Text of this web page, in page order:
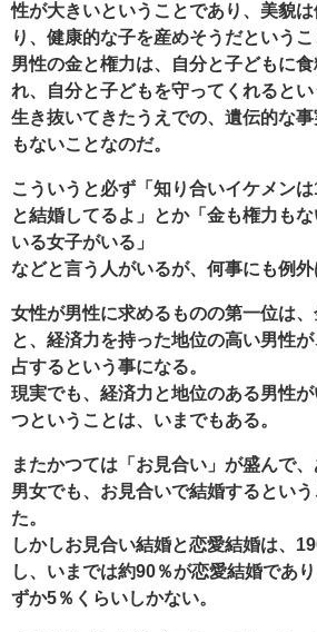
性が大きいということであり、美貌
り、健康的な子を産めそうだというこ
男性の金と権力は、自分と子どもに食
れ、自分と子どもを守ってくれるとい
生き抜いてきたうえでの、遺伝的な
もないことなのだ。
こういうと必ず「知り合いイケメン
と結婚してるよ」とか「金も権力も
いる女子がいる」
などと言う人がいるが、何事にも例外
女性が男性に求めるものの第一位は
と、経済力を持った地位の高い男性
占するという事になる。
現実でも、経済力と地位のある男性
つということは、いまでもある。
またかつては「お見合い」が盛んで
男女でも、お見合いで結婚するとい
た。
しかしお見合い結婚と恋愛結婚は、
し、いまでは約90％が恋愛結婚であ
ずか5％くらいしかない。